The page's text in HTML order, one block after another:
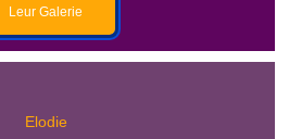
Leur Galerie
Elodie